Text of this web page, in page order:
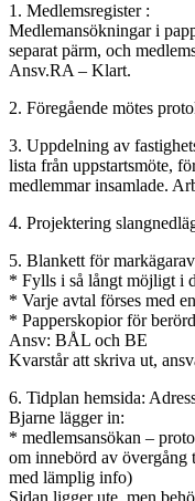
1. Medlemsregister :
Medlemansökningar i
separat pärm, och
Ansv.RA – Klart.
2. Föregående mötes
3. Uppdelning av
lista från uppstartsmöte,
medlemmar insamlade.
4. Projektering
5. Blankett för
* Fylls i så långt möjligt i
* Varje avtal förses med
* Papperskopior för
Ansv: BÅL och BE
Kvarstår att skriva ut,
6. Tidplan hemsida:
Bjarne lägger in:
* medlemsansökan –
om innebörd av
med lämplig info)